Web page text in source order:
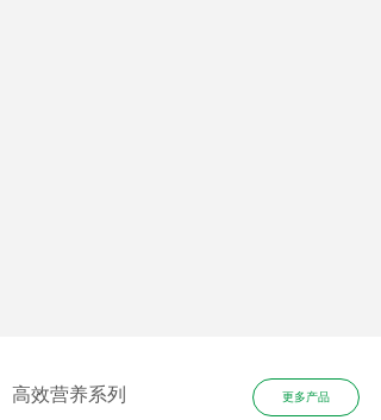
更多产品
高效营养系列